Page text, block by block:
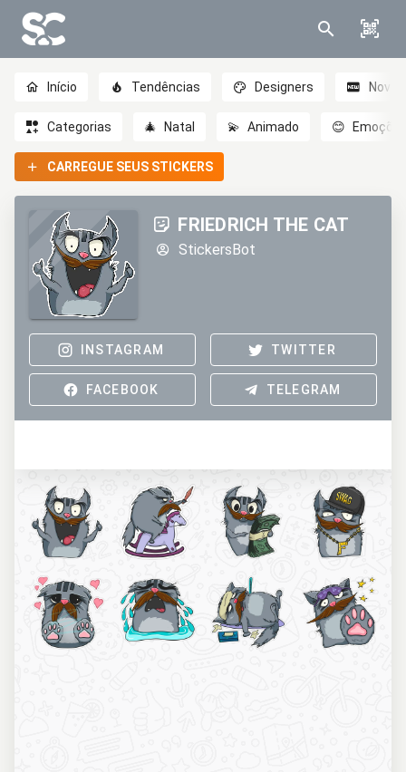
Início Tendências Designers Novo
Categorias 🎄 Natal 💫 Animado 😊
CARREGUE SEUS STICKERS
FRIEDRICH THE CAT
StickersBot
INSTAGRAM TWITTER
FACEBOOK TELEGRAM